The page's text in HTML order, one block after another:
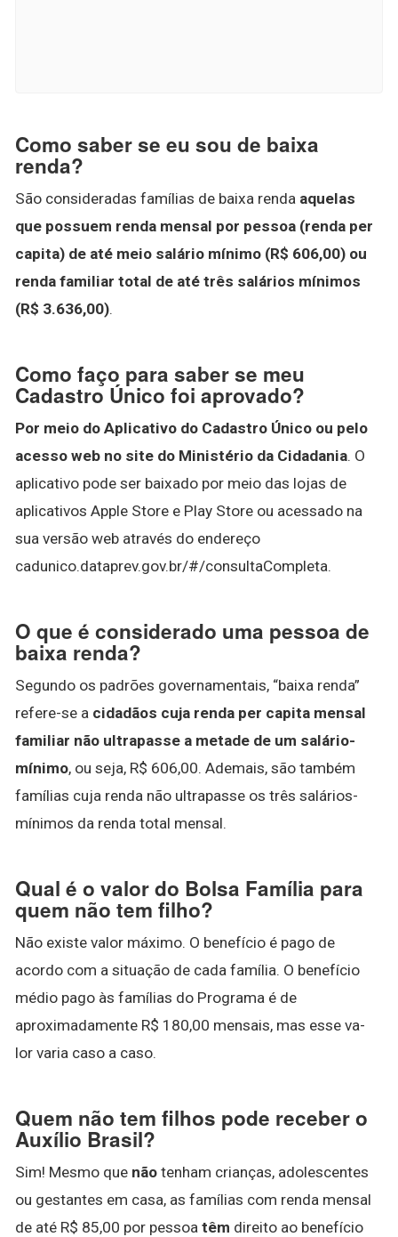
Como saber se eu sou de baixa
renda?
São consideradas famílias de baixa renda aquelas
que possuem renda mensal por pessoa (renda per
capita) de até meio salário mínimo (R$ 606,00) ou
renda familiar total de até três salários mínimos
(R$ 3.636,00).
Como faço para saber se meu
Cadastro Único foi aprovado?
Por meio do Aplicativo do Cadastro Único ou pelo
acesso web no site do Ministério da Cidadania. O
aplicativo pode ser baixado por meio das lojas de
aplicativos Apple Store e Play Store ou acessado na
sua versão web através do endereço
cadunico.dataprev.gov.br/#/consultaCompleta.
O que é considerado uma pessoa de
baixa renda?
Segundo os padrões governamentais, “baixa renda”
refere-se a cidadãos cuja renda per capita mensal
familiar não ultrapasse a metade de um salário-
mínimo, ou seja, R$ 606,00. Ademais, são também
famílias cuja renda não ultrapasse os três salários-
mínimos da renda total mensal.
Qual é o valor do Bolsa Família para
quem não tem filho?
Não existe valor máximo. O benefício é pago de
acordo com a situação de cada família. O benefício
médio pago às famílias do Programa é de
aproximadamente R$ 180,00 mensais, mas esse va-
lor varia caso a caso.
Quem não tem filhos pode receber o
Auxílio Brasil?
Sim! Mesmo que não tenham crianças, adolescentes
ou gestantes em casa, as famílias com renda mensal
de até R$ 85,00 por pessoa têm direito ao benefício